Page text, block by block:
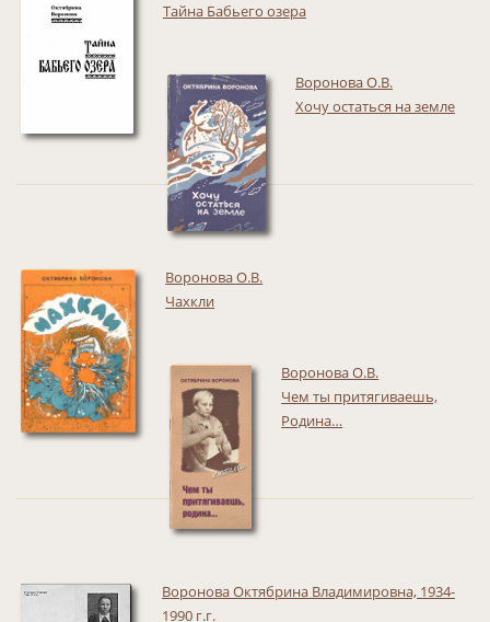
Тайна Бабьего озера
Воронова О.В.
Хочу остаться на земле
Воронова О.В.
Чахкли
Воронова О.В.
Чем ты притягиваешь,
Родина…
Воронова Октябрина Владимировна, 1934-
1990 г.г.